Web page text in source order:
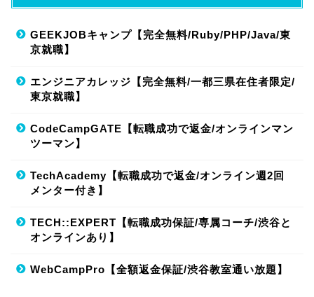
GEEKJOBキャンプ【完全無料/Ruby/PHP/Java/東
京就職】
エンジニアカレッジ【完全無料/一都三県在住者限定/
東京就職】
CodeCampGATE【転職成功で返金/オンラインマン
ツーマン】
TechAcademy【転職成功で返金/オンライン週2回
メンター付き】
TECH::EXPERT【転職成功保証/専属コーチ/渋谷と
オンラインあり】
WebCampPro【全額返金保証/渋谷教室通い放題】